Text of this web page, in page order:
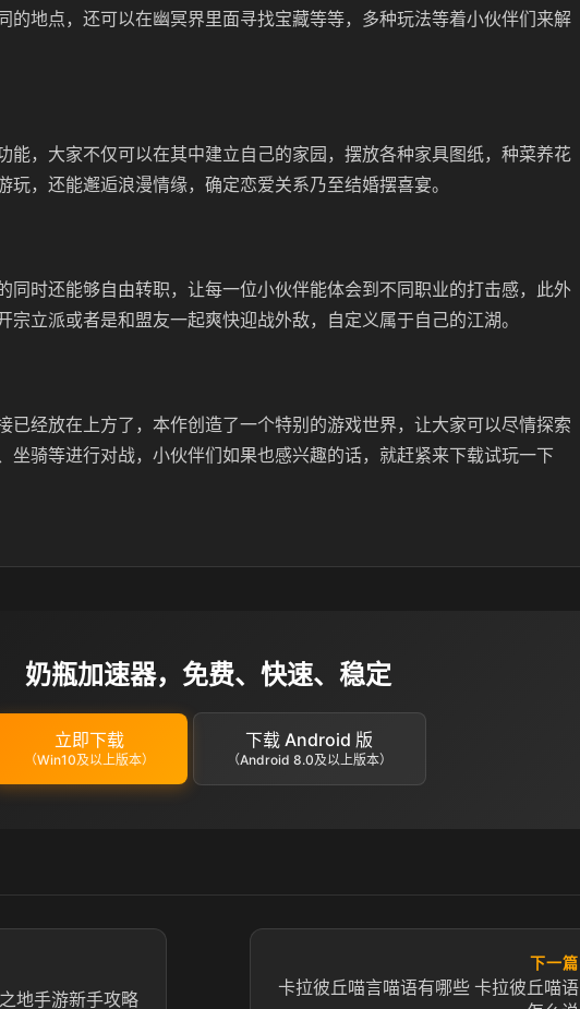
的地点，还可以在幽冥界里面寻找宝藏等等，多种玩法等着小伙伴们来解
能，大家不仅可以在其中建立自己的家园，摆放各种家具图纸，种菜养花
玩，还能邂逅浪漫情缘，确定恋爱关系乃至结婚摆喜宴。
同时还能够自由转职，让每一位小伙伴能体会到不同职业的打击感，此外
宗立派或者是和盟友一起爽快迎战外敌，自定义属于自己的江湖。
已经放在上方了，本作创造了一个特别的游戏世界，让大家可以尽情探索
坐骑等进行对战，小伙伴们如果也感兴趣的话，就赶紧来下载试玩一下
奶瓶加速器，免费、快速、稳定
立即下载
（Win10及以上版本）
下载 Android 版
（Android 8.0及以上版本）
地手游新手攻略
下一篇
卡拉彼丘喵言喵语有哪些 卡拉彼丘喵语